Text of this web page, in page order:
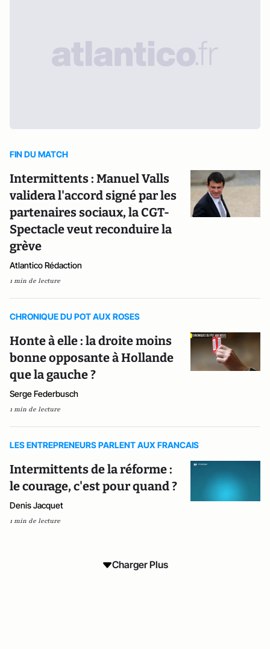
FIN DU MATCH
Intermittents : Manuel Valls
validera l'accord signé par les
partenaires sociaux, la CGT-
Spectacle veut reconduire la
grève
Atlantico Rédaction
1 min de lecture
CHRONIQUE DU POT AUX ROSES
Honte à elle : la droite moins
bonne opposante à Hollande
que la gauche ?
Serge Federbusch
1 min de lecture
LES ENTREPRENEURS PARLENT AUX FRANCAIS
Intermittents de la réforme :
le courage, c'est pour quand ?
Denis Jacquet
1 min de lecture
Charger Plus